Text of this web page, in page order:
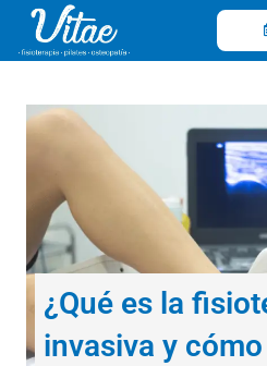
¿Qué es la
invasiva y